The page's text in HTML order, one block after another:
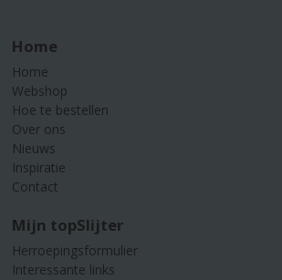
Home
Home
Webshop
Hoe te bestellen
Over ons
Nieuws
Inspiratie
Contact
Mijn topSlijter
Herroepingsformulier
Interessante links